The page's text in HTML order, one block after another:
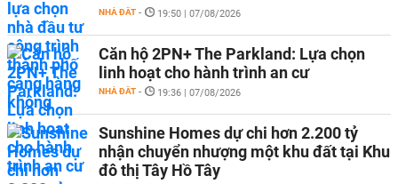
NHÀ ĐẤT - 19:50 | 07/08/2026
Căn hộ 2PN+ The Parkland: Lựa chọn
linh hoạt cho hành trình an cư
NHÀ ĐẤT - 19:36 | 07/08/2026
Sunshine Homes dự chi hơn 2.200 tỷ
nhận chuyển nhượng một khu đất tại Khu
đô thị Tây Hồ Tây